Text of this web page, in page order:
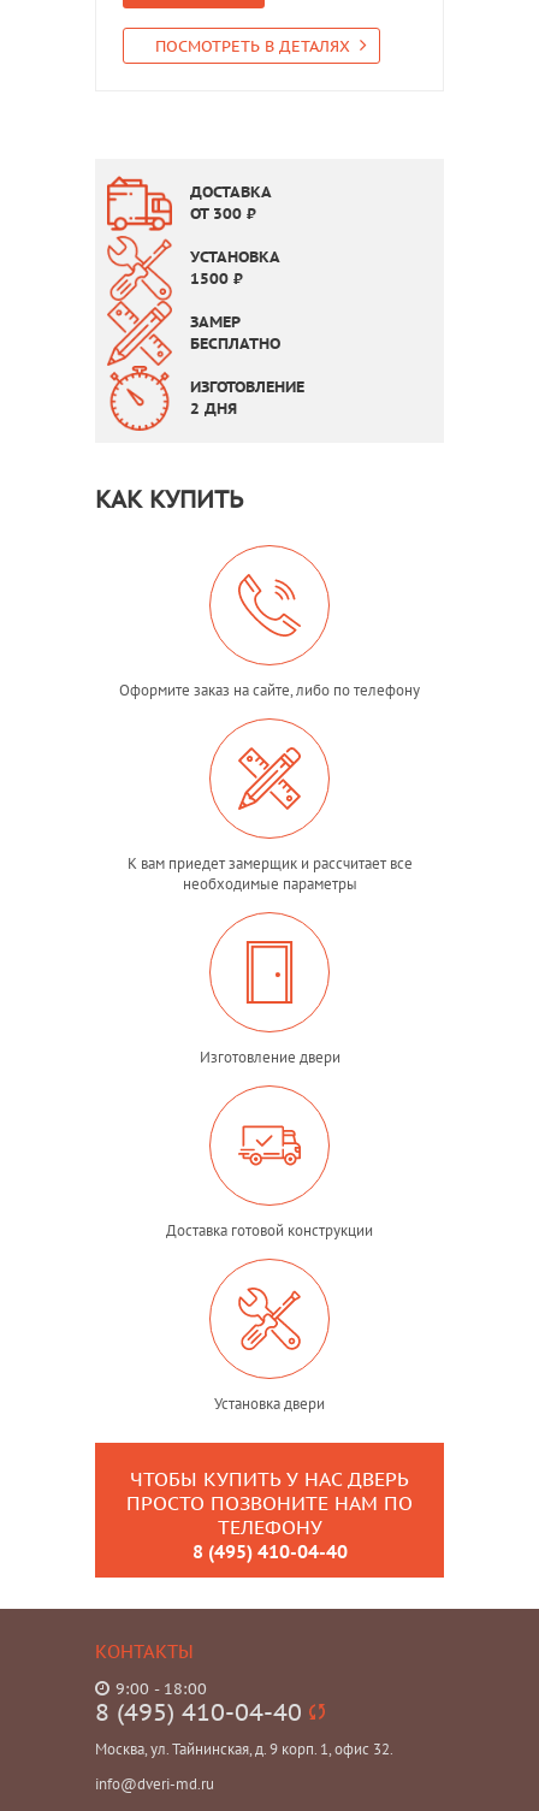
ПОСМОТРЕТЬ В ДЕТАЛЯХ
ДОСТАВКА
ОТ 300 ₽
УСТАНОВКА
1500 ₽
ЗАМЕР
БЕСПЛАТНО
ИЗГОТОВЛЕНИЕ
2 ДНЯ
КАК КУПИТЬ
Оформите заказ на сайте, либо по телефону
К вам приедет замерщик и рассчитает все
необходимые параметры
Изготовление двери
Доставка готовой конструкции
Установка двери
ЧТОБЫ КУПИТЬ У НАС ДВЕРЬ
ПРОСТО ПОЗВОНИТЕ НАМ ПО
ТЕЛЕФОНУ
8 (495) 410-04-40
КОНТАКТЫ
9:00 - 18:00
8 (495) 410-04-40
Москва, ул. Тайнинская, д. 9 корп. 1, офис 32.
info@dveri-md.ru